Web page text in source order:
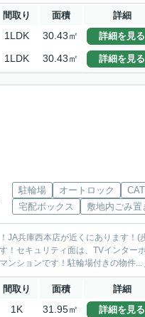
間取り 面積 詳細
1LDK 30.43㎡ 詳細を見る
1LDK 30.43㎡ 詳細を見る
駐輪場 オートロック
宅配ボックス
敷地内ごみ置
JA兵庫西本店が近くにあります！(
！セキュリティ面は、TVインター
ンションです！駐輪場付きの物件...
間取り 面積 詳細
1K 31.95㎡ 詳細を見る